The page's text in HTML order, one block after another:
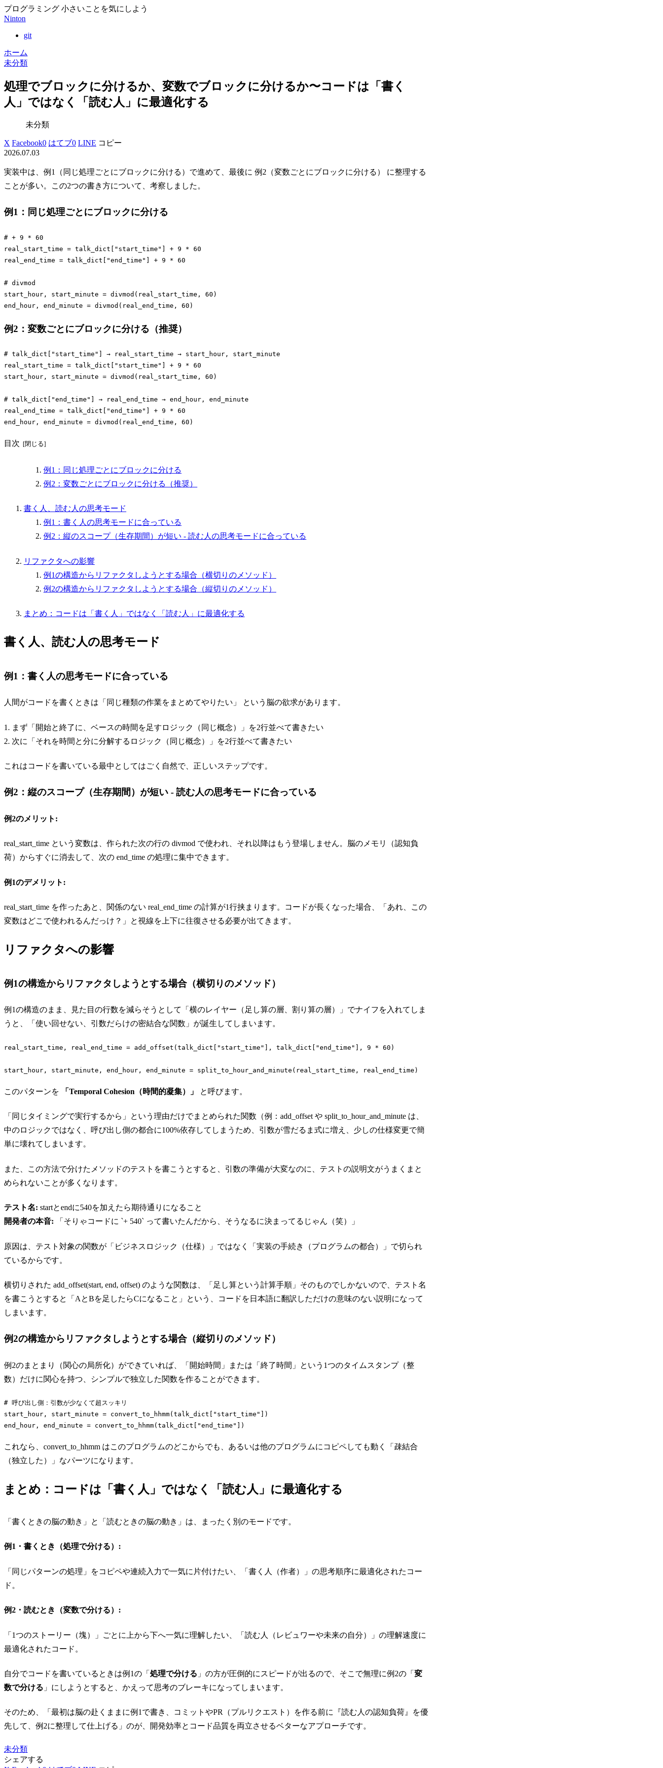
プログラミング 小さいことを気にしよう
Ninton
git
ホーム
未分類
処理でブロックに分けるか、変数でブロックに分けるか〜コードは「書く
人」ではなく「読む人」に最適化する
未分類
X Facebook0 はてブ0 LINE コピー
2026.07.03
実装中は、例1（同じ処理ごとにブロックに分ける）で進めて、最後に 例2（変数ごとにブロックに分ける） に整理する
ことが多い。この2つの書き方について、考察しました。
例1：同じ処理ごとにブロックに分ける
# + 9 * 60
real_start_time = talk_dict[
"start_time" ] + 9 * 60
real_end_time = talk_dict[
"end_time" ] + 9 * 60
# divmod
start_hour, start_minute = divmod(real_start_time, 60 )
end_hour, end_minute = divmod(real_end_time, 60 )
例2：変数ごとにブロックに分ける（推奨）
# talk_dict["start_time"] → real_start_time → start_hour, start_minute
real_start_time = talk_dict[
"start_time" ] + 9 * 60
start_hour, start_minute = divmod(real_start_time, 60 )
# talk_dict["end_time"] → real_end_time → end_hour, end_minute
real_end_time = talk_dict[
"end_time" ] + 9 * 60
end_hour, end_minute = divmod(real_end_time, 60 )
目次
例1：同じ処理ごとにブロックに分ける
例2：変数ごとにブロックに分ける（推奨）
書く人、読む人の思考モード
例1：書く人の思考モードに合っている
例2：縦のスコープ（生存期間）が短い - 読む人の思考モードに合っている
リファクタへの影響
例1の構造からリファクタしようとする場合（横切りのメソッド）
例2の構造からリファクタしようとする場合（縦切りのメソッド）
まとめ：コードは「書く人」ではなく「読む人」に最適化する
書く人、読む人の思考モード
例1：書く人の思考モードに合っている
人間がコードを書くときは「同じ種類の作業をまとめてやりたい」 という脳の欲求があります。
1. まず「開始と終了に、ベースの時間を足すロジック（同じ概念）」を2行並べて書きたい
2. 次に「それを時間と分に分解するロジック（同じ概念）」を2行並べて書きたい
これはコードを書いている最中としてはごく自然で、正しいステップです。
例2：縦のスコープ（生存期間）が短い - 読む人の思考モードに合っている
例2のメリット:
real_start_time という変数は、作られた次の行の divmod で使われ、それ以降はもう登場しません。脳のメモリ（認知負
荷）からすぐに消去して、次の end_time の処理に集中できます。
例1のデメリット:
real_start_time を作ったあと、関係のない real_end_time の計算が1行挟まります。コードが長くなった場合、「あれ、この
変数はどこで使われるんだっけ？」と視線を上下に往復させる必要が出てきます。
リファクタへの影響
例1の構造からリファクタしようとする場合（横切りのメソッド）
例1の構造のまま、見た目の行数を減らそうとして「横のレイヤー（足し算の層、割り算の層）」でナイフを入れてしま
うと、「使い回せない、引数だらけの密結合な関数」が誕生してしまいます。
real_start_time, real_end_time = add_offset(talk_dict[ "start_time" ], talk_dict[ "end_time" ], 9 * 60 )
start_hour, start_minute, end_hour, end_minute = split_to_hour_and_minute(real_start_time, real_end_time)
このパターンを 「Temporal Cohesion（時間的凝集）」 と呼びます。
「同じタイミングで実行するから」という理由だけでまとめられた関数（例：add_offset や split_to_hour_and_minute は、
中のロジックではなく、呼び出し側の都合に100%依存してしまうため、引数が雪だるま式に増え、少しの仕様変更で簡
単に壊れてしまいます。
また、この方法で分けたメソッドのテストを書こうとすると、引数の準備が大変なのに、テストの説明文がうまくまと
められないことが多くなります。
テスト名: startとendに540を加えたら期待通りになること
開発者の本音: 「そりゃコードに `+ 540` って書いたんだから、そうなるに決まってるじゃん（笑）」
原因は、テスト対象の関数が「ビジネスロジック（仕様）」ではなく「実装の手続き（プログラムの都合）」で切られ
ているからです。
横切りされた add_offset(start, end, offset) のような関数は、「足し算という計算手順」そのものでしかないので、テスト名
を書こうとすると「AとBを足したらCになること」という、コードを日本語に翻訳しただけの意味のない説明になって
しまいます。
例2の構造からリファクタしようとする場合（縦切りのメソッド）
例2のまとまり（関心の局所化）ができていれば、「開始時間」または「終了時間」という1つのタイムスタンプ（整
数）だけに関心を持つ、シンプルで独立した関数を作ることができます。
# 呼び出し側：引数が少なくて超スッキリ
start_hour, start_minute = convert_to_hhmm(talk_dict[
"start_time"
])
end_hour, end_minute = convert_to_hhmm(talk_dict[
"end_time" ])
これなら、convert_to_hhmm はこのプログラムのどこからでも、あるいは他のプログラムにコピペしても動く「疎結合
（独立した）」なパーツになります。
まとめ：コードは「書く人」ではなく「読む人」に最適化する
「書くときの脳の動き」と「読むときの脳の動き」は、まったく別のモードです。
例1・書くとき（処理で分ける）:
「同じパターンの処理」をコピペや連続入力で一気に片付けたい、「書く人（作者）」の思考順序に最適化されたコー
ド。
例2・読むとき（変数で分ける）:
「1つのストーリー（塊）」ごとに上から下へ一気に理解したい、「読む人（レビュワーや未来の自分）」の理解速度に
最適化されたコード。
自分でコードを書いているときは例1の「 処理で分ける 」の方が圧倒的にスピードが出るので、そこで無理に例2の「 変
数で分ける 」にしようとすると、かえって思考のブレーキになってしまいます。
そのため、「最初は脳の赴くままに例1で書き、コミットやPR（プルリクエスト）を作る前に『読む人の認知負荷』を優
先して、例2に整理して仕上げる」のが、開発効率とコード品質を両立させるベターなアプローチです。
未分類
シェアする